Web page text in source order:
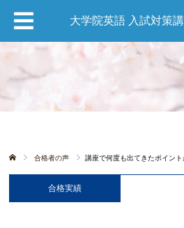
大学院英語 入試対策
合格者の声 講座で何度も出てきたポイン
合格実績